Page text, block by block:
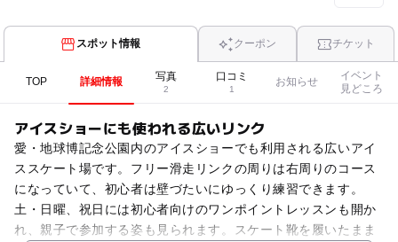
スポット情報 クーポン チケット
TOP 詳細情報 写真
2
口コミ
1
お知らせ
イベント
見どころ
アイスショーにも使われる広いリンク
愛・地球博記念公園内のアイスショーでも利用される広いアイ
ススケート場です。フリー滑走リンクの周りは右周りのコース
になっていて、初心者は壁づたいにゆっくり練習できます。
土・日曜、祝日には初心者向けのワンポイントレッスンも開か
れ、親子で参加する姿も見られます。スケート靴を履いたまま